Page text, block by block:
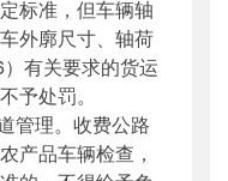
标准，但车辆轴
外廓尺寸、轴荷
有关要求的货运
予处罚。
理。收费公路
产品车辆检查，